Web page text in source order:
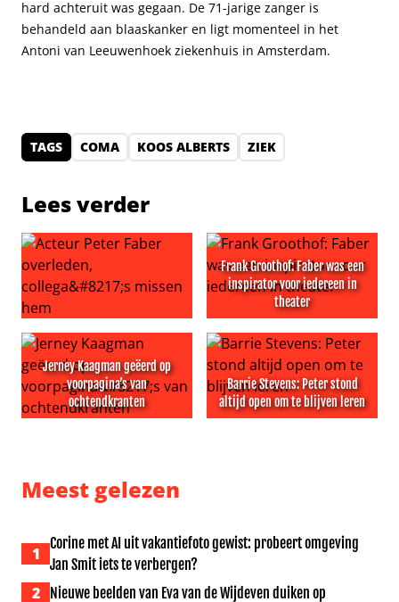
hard achteruit was gegaan. De 71-jarige zanger is
behandeld aan blaaskanker en ligt momenteel in het
Antoni van Leeuwenhoek ziekenhuis in Amsterdam.
TAGS COMA KOOS ALBERTS ZIEK
Lees verder
Acteur Peter Faber overleden, collega’s missen hem
Frank Groothof: Faber was een
inspirator voor iedereen in
theater
Frank Groothof: Faber was
Jerney Kaagman geëerd op
voorpagina’s van
ochtendkranten
Barrie Stevens: Peter stond
altijd open om te blijven leren
Meest gelezen
1
Corine met AI uit vakantiefoto gewist: probeert omgeving
Jan Smit iets te verbergen?
2 Nieuwe beelden van Eva van de Wijdeven duiken op